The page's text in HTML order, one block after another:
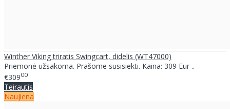
Winther Viking triratis Swingcart, didelis (WT47000)
Priemonė užsakoma. Prašome susisiekti. Kaina: 309 Eur ..
€30900
Teirautis
Naujiena